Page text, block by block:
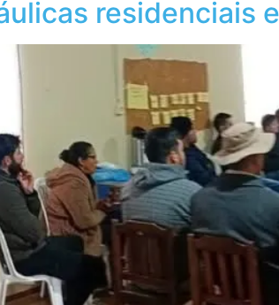
residenciais